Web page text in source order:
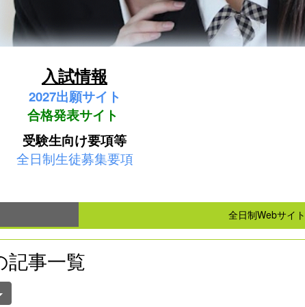
入試情報
2027出願サイト
合格発表サイト
受験生向け要項等
全日制生徒募集要項
全日制Webサイト
記事一覧